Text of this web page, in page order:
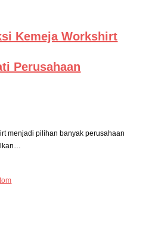
Kemeja Workshirt
Perusahaan
menjadi pilihan banyak perusahaan